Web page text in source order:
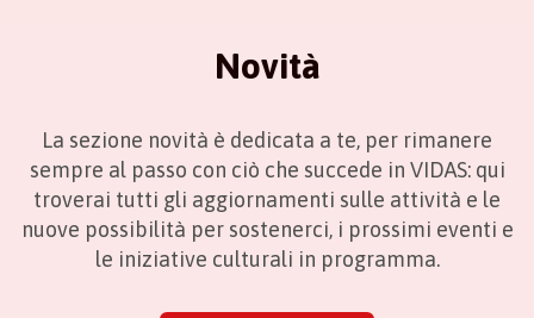
Novità
La sezione novità è dedicata a te, per rimanere
sempre al passo con ciò che succede in VIDAS: qui
troverai tutti gli aggiornamenti sulle attività e le
nuove possibilità per sostenerci, i prossimi eventi e
le iniziative culturali in programma.